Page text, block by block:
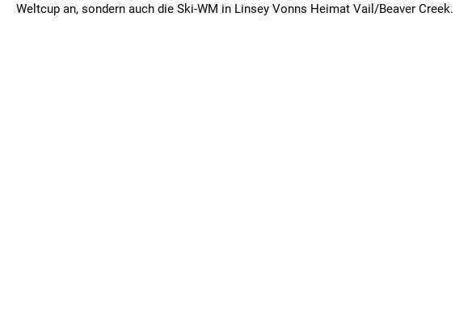
Weltcup an, sondern auch die Ski-WM in Linsey Vonns Heimat Vail/Beaver Creek.